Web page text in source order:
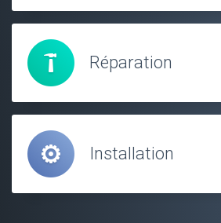
Réparation
Installation